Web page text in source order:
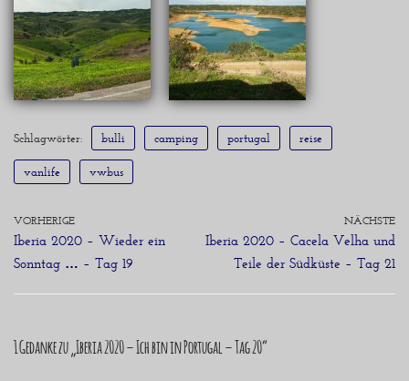
Schlagwörter: bulli camping portugal reise
vanlife vwbus
VORHERIGE
Iberia 2020 – Wieder ein
Sonntag … – Tag 19
NÄCHSTE
Iberia 2020 – Cacela Velha und
Teile der Südküste – Tag 21
1 Gedanke zu „Iberia 2020 – Ich bin in Portugal – Tag 20“